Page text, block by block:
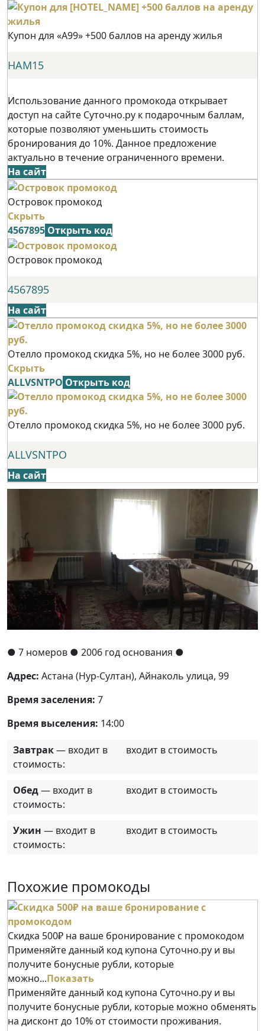
Купон для «А99» +500 баллов на аренду жилья
НАМ15
Использование данного промокода открывает
доступ на сайте Суточно.ру к подарочным баллам,
которые позволяют уменьшить стоимость
бронирования до 10%. Данное предложение
актуально в течение ограниченного времени.
На сайт
Островок промокод
Скрыть
4567895 Открыть код
Островок промокод
4567895
На сайт
Отелло промокод скидка 5%, но не более 3000 руб.
Скрыть
ALLVSNTPO Открыть код
Отелло промокод скидка 5%, но не более 3000 руб.
ALLVSNTPO
На сайт
● 7 номеров ● 2006 год основания ●
Адрес: Астана (Нур-Султан), Айнаколь улица, 99
Время заселения: 7
Время выселения: 14:00
Завтрак— входит в
стоимость:
входит в стоимость
Обед— входит в
стоимость:
входит в стоимость
Ужин — входит в
стоимость:
входит в стоимость
Похожие промокоды
Скидка 500₽ на ваше бронирование с промокодом
Применяйте данный код купона Суточно.ру и вы
получите бонусные рубли, которые
можно...Показать
Применяйте данный код купона Суточно.ру и вы
получите бонусные рубли, которые можно обменять
на дисконт до 10% от стоимости проживания.